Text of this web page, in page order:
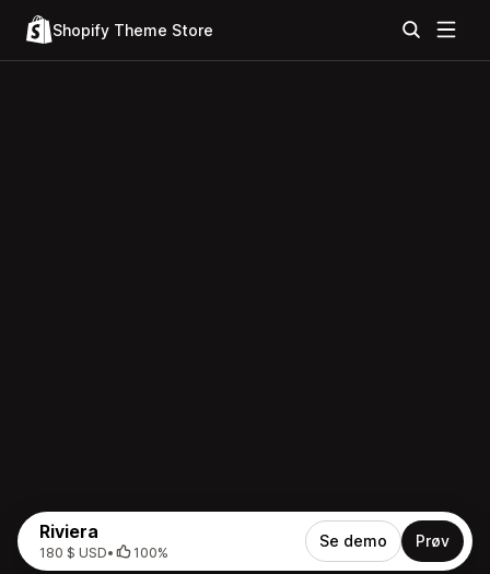
Shopify Theme Store
Riviera
180 $ USD• 100%
Se demo Prøv